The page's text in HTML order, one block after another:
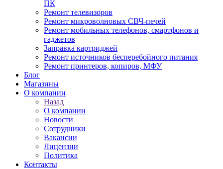
ПК
Ремонт телевизоров
Ремонт микроволновых СВЧ-печей
Ремонт мобильных телефонов, смартфонов и
гаджетов
Заправка картриджей
Ремонт источников бесперебойного питания
Ремонт принтеров, копиров, МФУ
Блог
Магазины
О компании
Назад
О компании
Новости
Сотрудники
Вакансии
Лицензии
Политика
Контакты